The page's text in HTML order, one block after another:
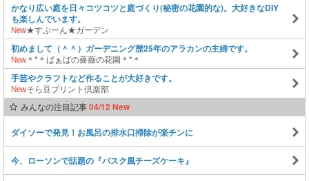
かなり広い庭を日々コツコツと庭づくり(秘密の花園的な)。大好きなDIY
も楽しんでいます。
New★すぷーん★ガーデン
初めまして（＾＾）ガーデニング歴25年のアラカンの主婦です。
New＊*＊ばぁばの薔薇の花園＊*＊
手芸やクラフトなど作ることが大好きです。
Newそら豆プリント倶楽部
みんなの注目記事04/12 New
ダイソーで発見！お風呂の排水口掃除が楽チンに
今、ローソンで話題の『バスク風チーズケーキ』